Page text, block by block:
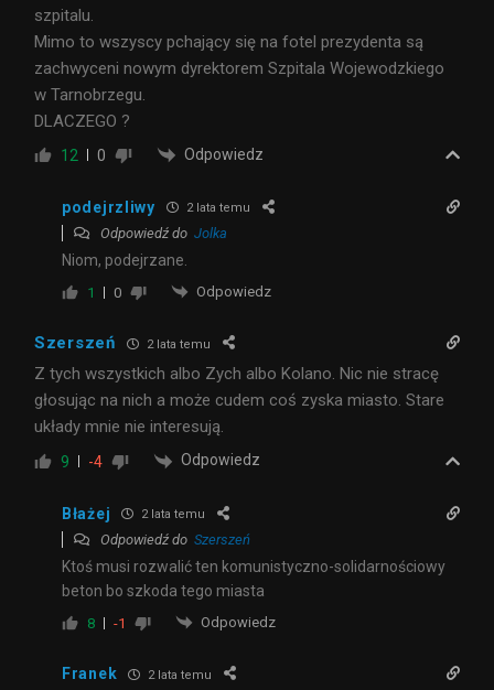
szpitalu.
Mimo to wszyscy pchający się na fotel prezydenta są
zachwyceni nowym dyrektorem Szpitala Wojewodzkiego
w Tarnobrzegu.
DLACZEGO ?
12 0 Odpowiedz
podejrzliwy 2 lata temu
Odpowiedź do Jolka
Niom, podejrzane.
1 0 Odpowiedz
Szerszeń 2 lata temu
Z tych wszystkich albo Zych albo Kolano. Nic nie stracę
głosując na nich a może cudem coś zyska miasto. Stare
układy mnie nie interesują.
9 -4 Odpowiedz
Błażej 2 lata temu
Odpowiedź do Szerszeń
Ktoś musi rozwalić ten komunistyczno-solidarnościowy
beton bo szkoda tego miasta
8 -1 Odpowiedz
Franek 2 lata temu